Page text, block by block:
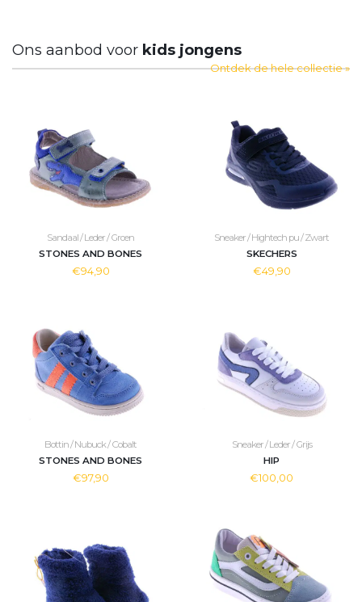
Ons aanbod voor kids jongens
Ontdek de hele collectie »
Sandaal / Leder / Groen
STONES AND BONES
€94,90
Sneaker / Hightech pu / Zwart
SKECHERS
€49,90
Bottin / Nubuck / Cobalt
STONES AND BONES
€97,90
Sneaker / Leder / Grijs
HIP
€100,00